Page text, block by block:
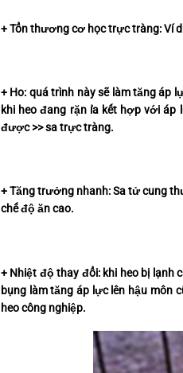
+ Tổn thương cơ học trực tràng: Ví
+ Ho: quá trình này sẽ làm tăng áp
khi heo đang rặn ỉa kết hợp với
được >> sa trực tràng.
+ Tăng trưởng nhanh: Sa tử cung
chế độ ăn cao.
+ Nhiệt độ thay đổi: khi heo bị lạnh
bụng làm tăng áp lực lên hậu môn
heo công nghiệp.